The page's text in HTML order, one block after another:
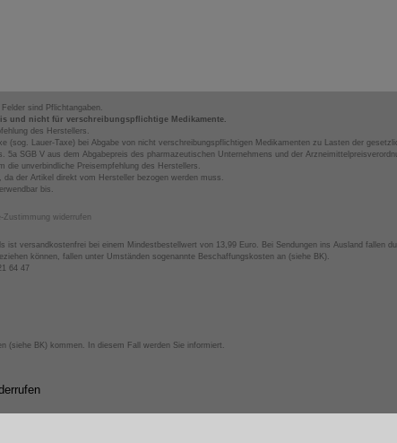
sind Pflichtangaben.
und nicht für verschreibungspflichtige Medikamente.
des Herstellers.
Lauer-Taxe) bei Abgabe von nicht verschreibungspflichtigen Medikamenten zu Lasten der
SGB V aus dem Abgabepreis des pharmazeutischen Unternehmens und der
die unverbindliche Preisempfehlung des Herstellers.
der Artikel direkt vom Hersteller bezogen werden muss.
bis.
Zustimmung widerrufen
versandkostenfrei bei einem Mindestbestellwert von 13,99 Euro. Bei Sendungen ins Ausland fallen
können, fallen unter Umständen sogenannte Beschaffungskosten an (siehe BK).
64 47
(siehe BK) kommen. In diesem Fall werden Sie informiert.